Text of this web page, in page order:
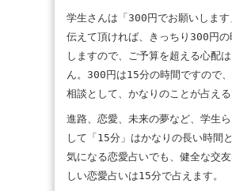
学生さんは「300円でお願いします
伝えて頂ければ、きっちり300円の
しますので、ご予算を超える心配
ん。300円は15分の時間ですので
相談として、かなりのことが占える
進路、恋愛、未来の夢など、学生
して「15分」はかなりの長い時間と
気になる恋愛占いでも、健全な交
しい恋愛占いは15分で占えます。